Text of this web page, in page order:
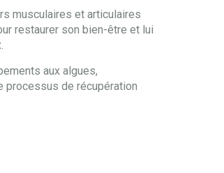
musculaires et articulaires
restaurer son bien-être et lui
aux algues,
processus de récupération